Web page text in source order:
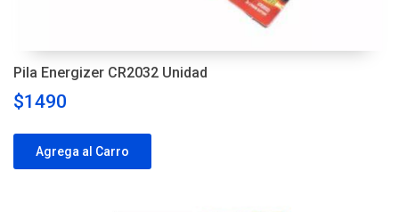
Pila Energizer CR2032 Unidad
$1490
Agrega al Carro